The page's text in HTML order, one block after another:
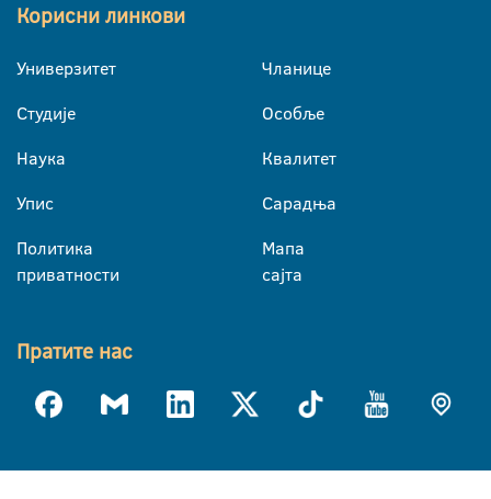
Корисни линкови
Универзитет
Студије
Наука
Упис
Политика
приватности
Чланице
Особље
Квалитет
Сарадња
Мапа
сајта
Пратите нас